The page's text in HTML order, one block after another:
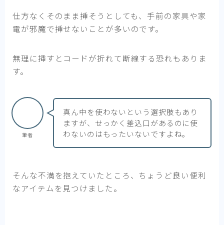
仕方なくそのまま挿そうとしても、手前の家具や家
電が邪魔で挿せないことが多いのです。
無理に挿すとコードが折れて断線する恐れもありま
す。
筆者
真ん中を使わないという選択肢もあり
ますが、せっかく差込口があるのに使
わないのはもったいないですよね。
そんな不満を抱えていたところ、ちょうど良い便利
なアイテムを見つけました。